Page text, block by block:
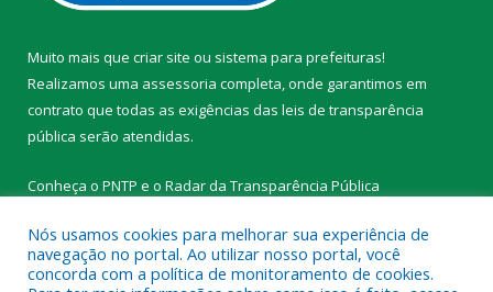
Muito mais que criar site ou sistema para prefeituras!
Realizamos uma assessoria completa, onde garantimos em
contrato que todas as exigências das leis de transparência
pública serão atendidas.
Conheça o PNTP e o Radar da Transparência Pública
Nós usamos cookies para melhorar sua experiência de
navegação no portal. Ao utilizar nosso portal, você
concorda com a política de monitoramento de cookies.